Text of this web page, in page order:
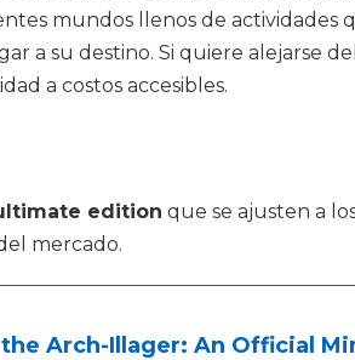
mundos llenos de actividades
a su destino. Si quiere alejarse
a costos accesibles.
edition que se ajusten a
mercado.
Arch-Illager: An Official